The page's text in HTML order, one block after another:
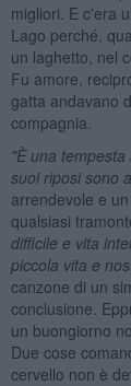
migliori. E c'era
Lago perché,
un laghetto, nel
Fu amore,
gatta andavano
compagnia.
"È una
suoi riposi sono
arrendevole e
qualsiasi
difficile e vita
piccola vita e
canzone di un
conclusione.
un buongiorno
Due cose
cervello non è